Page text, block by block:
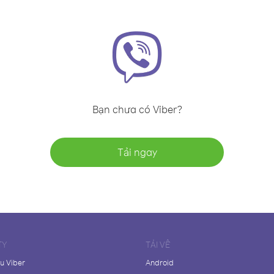
Bạn chưa có Viber?
Tải ngay
Viber
TẢI VỀ
Android